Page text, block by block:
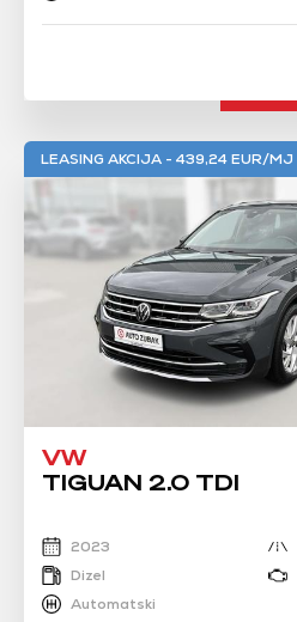
LEASING AKCIJA - 439,24 EUR/MJ
VW
TIGUAN 2.0 TDI
2023
Dizel
Automatski